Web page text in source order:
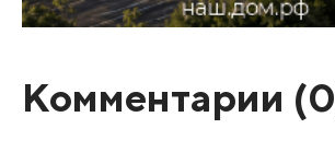
Комментарии (0